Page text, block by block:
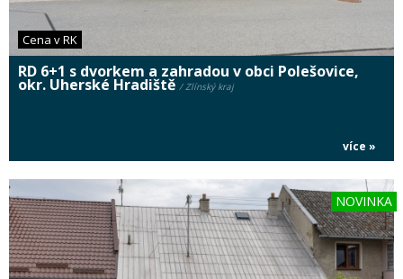
Cena v RK
RD 6+1 s dvorkem a zahradou v obci Polešovice,
okr. Uherské Hradiště / Zlínský kraj
více »
NOVINKA